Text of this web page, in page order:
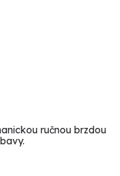
ručnou brzdou